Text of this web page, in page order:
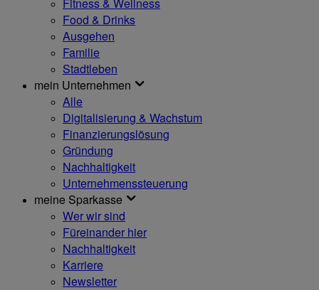
Food & Drinks
Ausgehen
Familie
Stadtleben
mein Unternehmen
Alle
Digitalisierung & Wachstum
Finanzierungslösung
Gründung
Nachhaltigkeit
Unternehmenssteuerung
meine Sparkasse
Wer wir sind
Füreinander hier
Nachhaltigkeit
Karriere
Newsletter